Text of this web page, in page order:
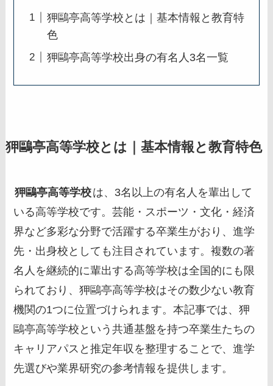
狎鷗亭高等学校とは｜基本情報と教育特
色
狎鷗亭高等学校出身の有名人3名一覧
狎鷗亭高等学校とは｜基本情報と教育特色
狎鷗亭高等学校は、3名以上の有名人を輩出して
いる高等学校です。芸能・スポーツ・文化・経済
界など多彩な分野で活躍する卒業生がおり、進学
先・出身校としても注目されています。複数の著
名人を継続的に輩出する高等学校は全国的にも限
られており、狎鷗亭高等学校はその数少ない教育
機関の1つに位置づけられます。本記事では、狎
鷗亭高等学校という共通基盤を持つ卒業生たちの
キャリアパスと推定年収を整理することで、進学
先選びや業界研究の参考情報を提供します。